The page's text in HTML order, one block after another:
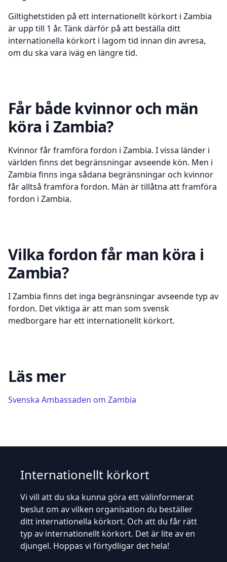
Giltighetstiden på ett internationellt körkort i Zambia
är upp till 1 år. Tänk därför på att beställa ditt
internationella körkort i lagom tid innan din avresa,
om du ska vara iväg en längre tid.
Får både kvinnor och män
köra i Zambia?
Kvinnor får framföra fordon i Zambia. I vissa länder i
världen finns det begränsningar avseende kön. Men i
Zambia finns inga sådana begränsningar och kvinnor
får alltså framföra fordon. Män är tillåtna att framföra
fordon i Zambia.
Vilka fordon får man köra i
Zambia?
I Zambia finns det inga begränsningar avseende typ av
fordon. Det viktiga är att man som svensk
medborgare har ett internationellt körkort.
Läs mer
Svenska Ambassaden om Zambia
Internationellt körkort
Vi vill att du ska kunna göra ett välinformerat
beslut om av vilken organisation du beställer
ditt internationella körkort. Och att du får rätt
typ av internationellt körkort. Det är lite av en
djungel. Hoppas vi förtydligar det hela!